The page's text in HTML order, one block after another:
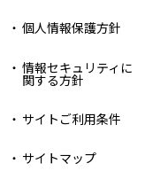
個人情報保護方針
情報セキュリティに
関する方針
サイトご利用条件
サイトマップ